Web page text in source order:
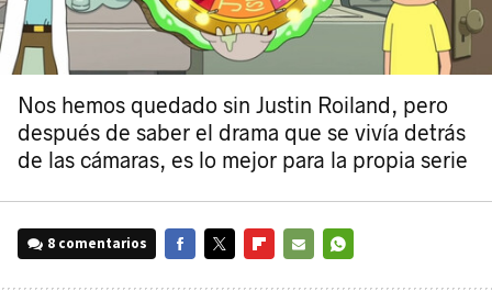
Nos hemos quedado sin Justin Roiland, pero
después de saber el drama que se vivía detrás
de las cámaras, es lo mejor para la propia serie
8 comentarios